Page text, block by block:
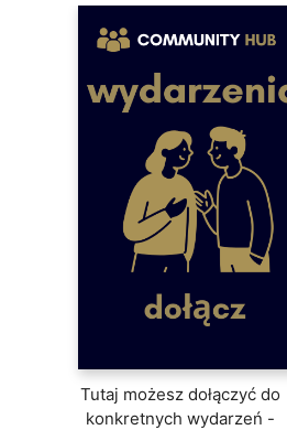
Events
Shopping cart
Tutaj możesz dołączyć do
konkretnych wydarzeń -